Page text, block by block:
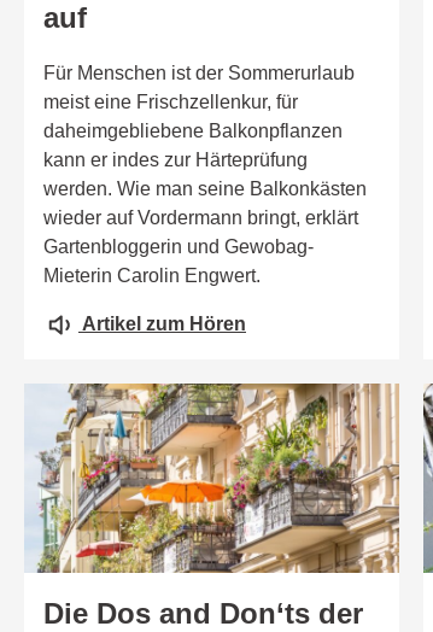
auf
Für Menschen ist der Sommerurlaub
meist eine Frischzellenkur, für
daheimgebliebene Balkonpflanzen
kann er indes zur Härteprüfung
werden. Wie man seine Balkonkästen
wieder auf Vordermann bringt, erklärt
Gartenbloggerin und Gewobag-
Mieterin Carolin Engwert.
Artikel zum Hören
Die Dos and Don‘ts der